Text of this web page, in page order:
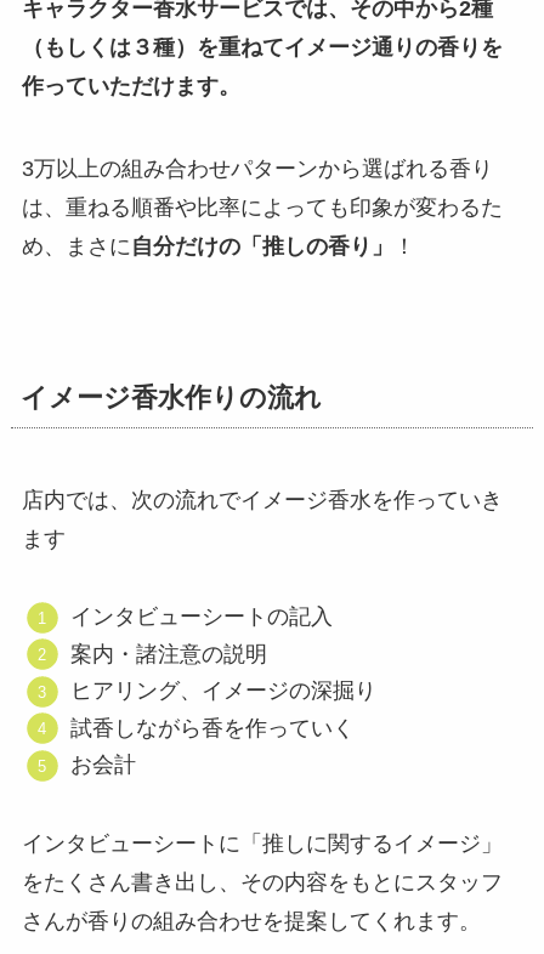
キャラクター香水サービスでは、その中から2種
（もしくは３種）を重ねてイメージ通りの香りを
作っていただけます。
3万以上の組み合わせパターンから選ばれる香り
は、重ねる順番や比率によっても印象が変わるた
め、まさに自分だけの「推しの香り」 ！
イメージ香水作りの流れ
店内では、次の流れでイメージ香水を作っていき
ます
インタビューシートの記入
案内・諸注意の説明
ヒアリング、イメージの深掘り
試香しながら香を作っていく
お会計
インタビューシートに「推しに関するイメージ」
をたくさん書き出し、その内容をもとにスタッフ
さんが香りの組み合わせを提案してくれます。